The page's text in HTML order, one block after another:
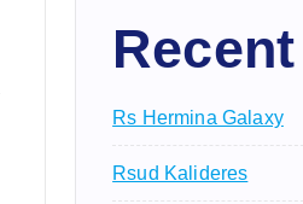
Rs Hermina Galaxy
Rsud Kalideres